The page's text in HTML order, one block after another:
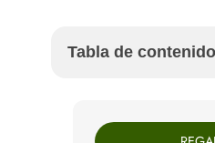
Tabla de
víspera de Navidad